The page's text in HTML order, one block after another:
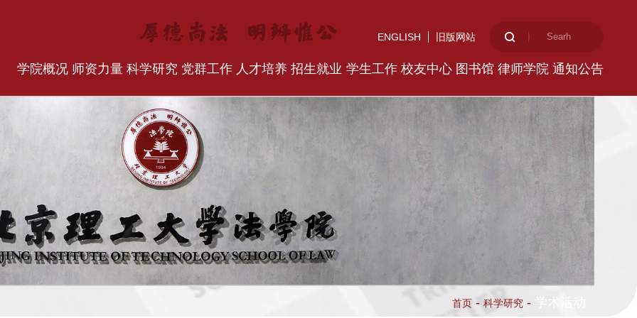
ENGLISH 旧版网站
学院概况 师资力量 科学研究 党群工作 人才培养 招生就业 学生工作 校友中心 图书馆 律师学院 通知公告
首页 - 科学研究 -